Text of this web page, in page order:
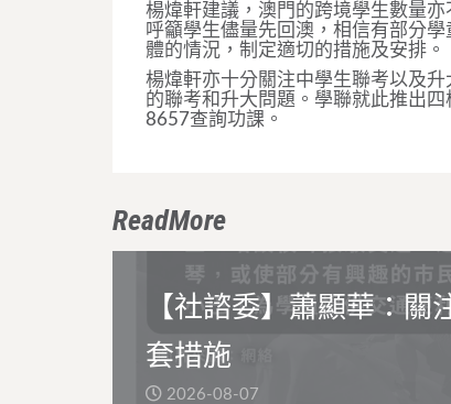
楊煒軒建議，澳門的跨境學生數量
呼籲學生儘量先回澳，相信有部分
體的情況，制定適切的措施及安排。
楊煒軒亦十分關注中學生聯考以及
的聯考和升大問題。學聯就此推出
8657查詢功課。
ReadMore
【社諮委】蕭顯華：
套措施
2026-08-07